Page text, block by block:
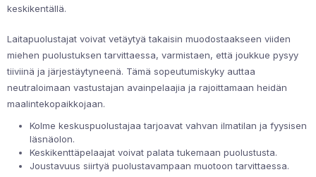
keskikentällä.
Laitapuolustajat voivat vetäytyä takaisin muodostaakseen viiden
miehen puolustuksen tarvittaessa, varmistaen, että joukkue pysyy
tiiviinä ja järjestäytyneenä. Tämä sopeutumiskyky auttaa
neutraloimaan vastustajan avainpelaajia ja rajoittamaan heidän
maalintekopaikkojaan.
Kolme keskuspuolustajaa tarjoavat vahvan ilmatilan ja fyysisen
läsnäolon.
Keskikenttäpelaajat voivat palata tukemaan puolustusta.
Joustavuus siirtyä puolustavampaan muotoon tarvittaessa.